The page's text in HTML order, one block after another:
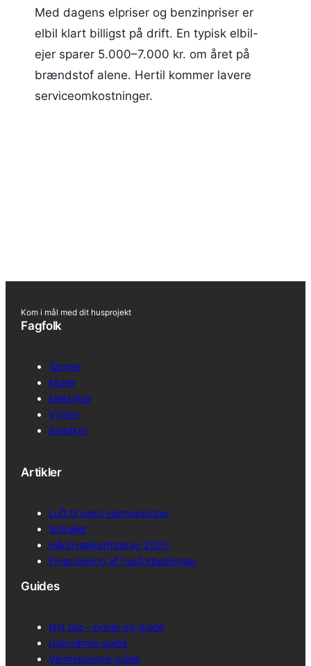
Med dagens elpriser og benzinpriser er
elbil klart billigst på drift. En typisk elbil-
ejer sparer 5.000–7.000 kr. om året på
brændstof alene. Hertil kommer lavere
serviceomkostninger.
Kom i mål med dit husprojekt
Fagfolk
Tømrer
Murer
Elektriker
VVS’er
Snedker
Artikler
Luft til vand varmepumpe
Solceller
Håndværkerfradrag 2025
Finansiering af husforbedringer
Guides
Nyt tag – priser og guide
Gulvvarme guide
Varmepumpe guide